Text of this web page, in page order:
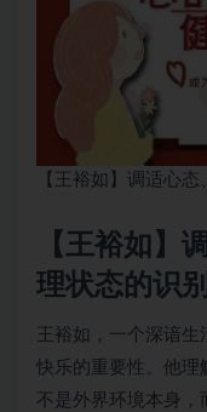
【王裕如】调适心
【王裕如】
理状态的识
王裕如，一个深谙生
快乐的重要性。他理
不是外界环境本身，